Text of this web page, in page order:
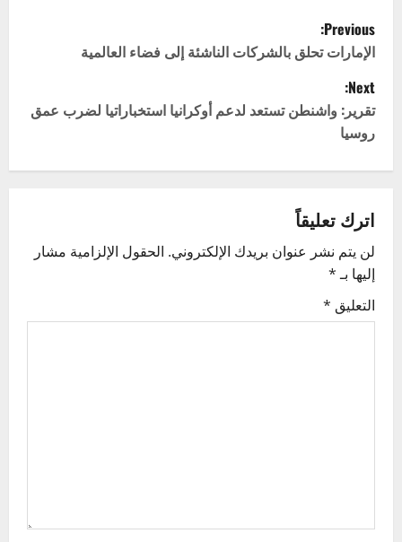
P
o
s
t
n
a
v
i
g
Previous:
الإمارات تحلق بالشركات الناشئة إلى فضاء العالمية
Next:
تقرير: واشنطن تستعد لدعم أوكرانيا استخباراتيا لضرب عمق
روسيا
اترك تعليقاً
لن يتم نشر عنوان بريدك الإلكتروني. الحقول الإلزامية مشار
إليها بـ*
التعليق *